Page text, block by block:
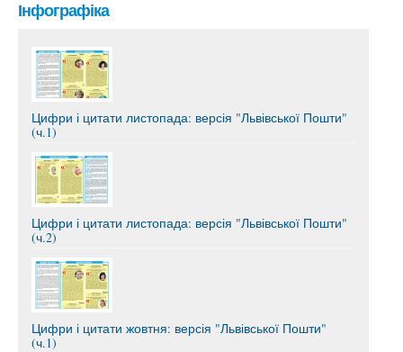
Інфографіка
Цифри і цитати листопада: версія "Львівської Пошти"
(ч.1)
Цифри і цитати листопада: версія "Львівської Пошти"
(ч.2)
Цифри і цитати жовтня: версія "Львівської Пошти"
(ч.1)